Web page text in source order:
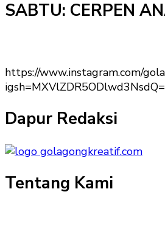
SABTU: CERPEN
https://www.instagram.com/
Dapur Redaksi
Tentang Kami